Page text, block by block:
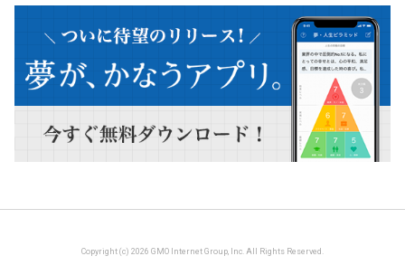
Copyright (c) 2026 GMO Internet Group, Inc. All Rights Reserved.